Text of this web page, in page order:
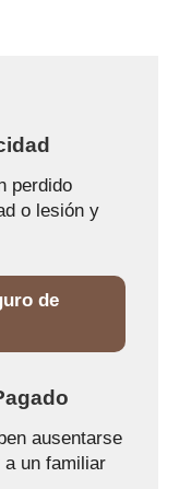
perdido
o lesión y
de
ausentarse
a un familiar